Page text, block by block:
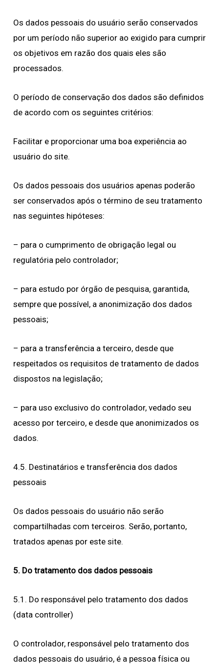
Os dados pessoais do usuário serão conservados
por um período não superior ao exigido para cumprir
os objetivos em razão dos quais eles são
processados.
O período de conservação dos dados são definidos
de acordo com os seguintes critérios:
Facilitar e proporcionar uma boa experiência ao
usuário do site.
Os dados pessoais dos usuários apenas poderão
ser conservados após o término de seu tratamento
nas seguintes hipóteses:
– para o cumprimento de obrigação legal ou
regulatória pelo controlador;
– para estudo por órgão de pesquisa, garantida,
sempre que possível, a anonimização dos dados
pessoais;
– para a transferência a terceiro, desde que
respeitados os requisitos de tratamento de dados
dispostos na legislação;
– para uso exclusivo do controlador, vedado seu
acesso por terceiro, e desde que anonimizados os
dados.
4.5. Destinatários e transferência dos dados
pessoais
Os dados pessoais do usuário não serão
compartilhadas com terceiros. Serão, portanto,
tratados apenas por este site.
5. Do tratamento dos dados pessoais
5.1. Do responsável pelo tratamento dos dados
(data controller)
O controlador, responsável pelo tratamento dos
dados pessoais do usuário, é a pessoa física ou